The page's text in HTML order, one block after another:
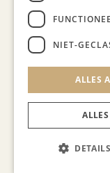
NIET-
ALLES